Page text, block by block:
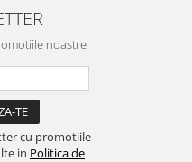
noastre
cu promotiile
in Politica de